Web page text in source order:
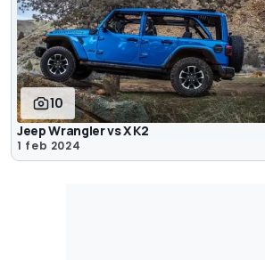
10
Jeep Wrangler vs X K2
1 feb 2024